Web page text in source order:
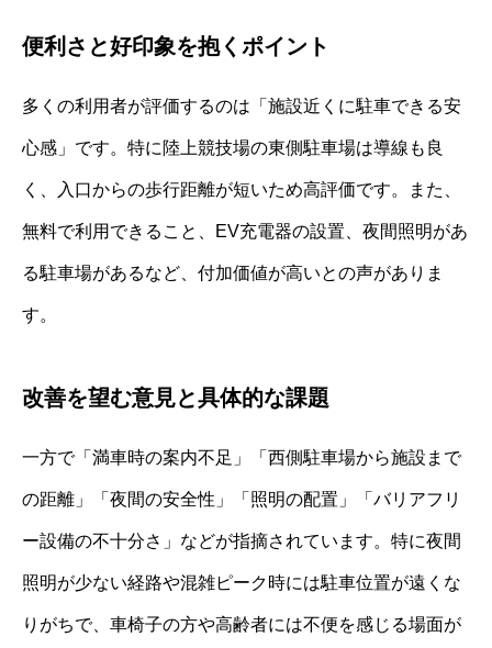
便利さと好印象を抱くポイント
多くの利用者が評価するのは「施設近くに駐車できる安
心感」です。特に陸上競技場の東側駐車場は導線も良
く、入口からの歩行距離が短いため高評価です。また、
無料で利用できること、EV充電器の設置、夜間照明があ
る駐車場があるなど、付加価値が高いとの声がありま
す。
改善を望む意見と具体的な課題
一方で「満車時の案内不足」「西側駐車場から施設まで
の距離」「夜間の安全性」「照明の配置」「バリアフリ
ー設備の不十分さ」などが指摘されています。特に夜間
照明が少ない経路や混雑ピーク時には駐車位置が遠くな
りがちで、車椅子の方や高齢者には不便を感じる場面が